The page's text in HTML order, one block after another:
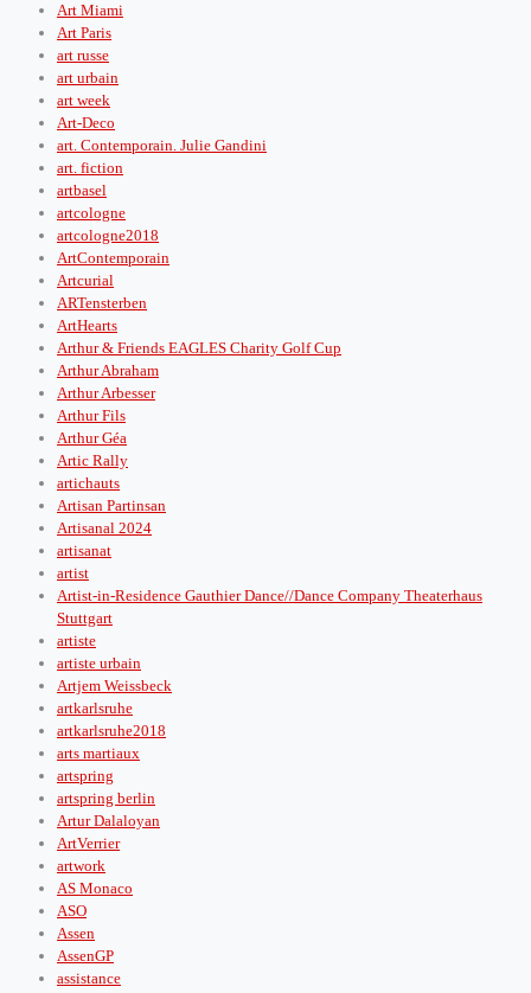
Art Miami
Art Paris
art russe
art urbain
art week
Art-Deco
art. Contemporain. Julie Gandini
art. fiction
artbasel
artcologne
artcologne2018
ArtContemporain
Artcurial
ARTensterben
ArtHearts
Arthur & Friends EAGLES Charity Golf Cup
Arthur Abraham
Arthur Arbesser
Arthur Fils
Arthur Géa
Artic Rally
artichauts
Artisan Partinsan
Artisanal 2024
artisanat
artist
Artist-in-Residence Gauthier Dance//Dance Company Theaterhaus
Stuttgart
artiste
artiste urbain
Artjem Weissbeck
artkarlsruhe
artkarlsruhe2018
arts martiaux
artspring
artspring berlin
Artur Dalaloyan
ArtVerrier
artwork
AS Monaco
ASO
Assen
AssenGP
assistance